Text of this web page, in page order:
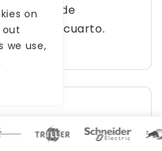
de
de cuarto.
on
we use,